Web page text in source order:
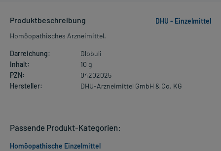
Produktbeschreibung
DHU - Einzelmittel
Homöopathisches Arzneimittel.
Darreichung:
Globuli
Inhalt:
10 g
PZN:
04202025
Hersteller:
DHU-Arzneimittel GmbH & Co. KG
Passende Produkt-Kategorien:
Homöopathische Einzelmittel